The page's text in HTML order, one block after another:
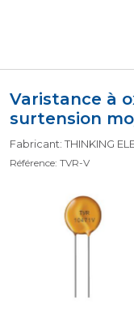
Varistance à
surtension
Fabricant: THINKING
Référence: TVR-V